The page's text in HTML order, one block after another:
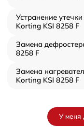
Устранение
Korting KSI 8258 F
Замена
8258 F
Замена
Korting KSI 8258 F
У меня